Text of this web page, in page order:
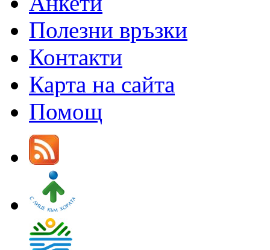
Полезни връзки
Контакти
Карта на сайта
Помощ